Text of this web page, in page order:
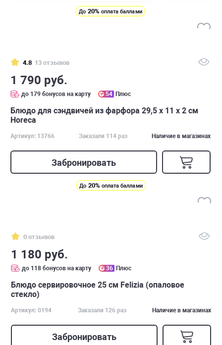
До 20% оплата баллами
4.8 13 отзывов
1 790 руб.
до 179 бонусов на карту 54 Плюс
Блюдо для сэндвичей из фарфора 29,5 х 11 х 2 см
Horeca
Артикул: 13766 Заказали 114 раз Наличие в магазинах
Забронировать
До 20% оплата баллами
0 отзывов
1 180 руб.
до 118 бонусов на карту 36 Плюс
Блюдо сервировочное 25 см Felizia (опаловое
стекло)
Артикул: 0194 Заказали 126 раз Наличие в магазинах
Забронировать